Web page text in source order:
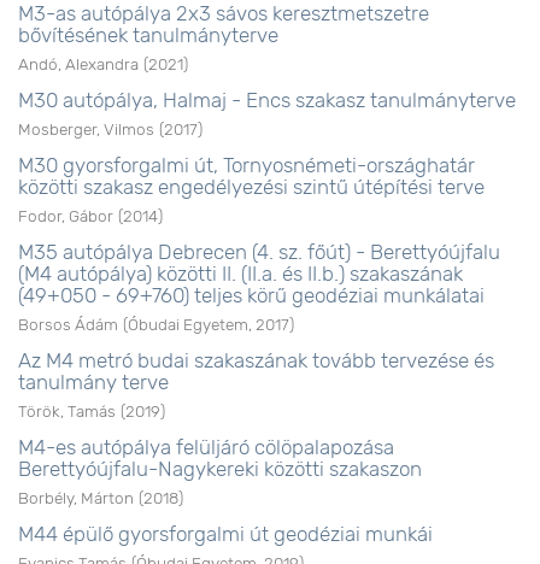
M3-as autópálya 2x3 sávos keresztmetszetre
bővítésének tanulmányterve
Andó, Alexandra (2021)
M30 autópálya, Halmaj - Encs szakasz tanulmányterve
Mosberger, Vilmos (2017)
M30 gyorsforgalmi út, Tornyosnémeti-országhatár
közötti szakasz engedélyezési szintű útépítési terve
Fodor, Gábor (2014)
M35 autópálya Debrecen (4. sz. főút) - Berettyóújfalu
(M4 autópálya) közötti II. (II.a. és II.b.) szakaszának
(49+050 - 69+760) teljes körű geodéziai munkálatai
Borsos Ádám (Óbudai Egyetem 2017)
Az M4 metró budai szakaszának tovább tervezése és
tanulmány terve
Török, Tamás (2019)
M4-es autópálya felüljáró cölöpalapozása
Berettyóújfalu-Nagykereki közötti szakaszon
Borbély, Márton (2018)
M44 épülő gyorsforgalmi út geodéziai munkái